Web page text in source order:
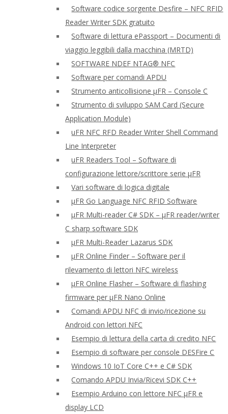
Software codice sorgente Desfire – NFC RFID
Reader Writer SDK gratuito
Software di lettura ePassport – Documenti di
viaggio leggibili dalla macchina (MRTD)
SOFTWARE NDEF NTAG® NFC
Software per comandi APDU
Strumento anticollisione μFR – Console C
Strumento di sviluppo SAM Card (Secure
Application Module)
uFR NFC RFD Reader Writer Shell Command
Line Interpreter
uFR Readers Tool – Software di
configurazione lettore/scrittore serie μFR
Vari software di logica digitale
μFR Go Language NFC RFID Software
μFR Multi-reader C# SDK – μFR reader/writer
C sharp software SDK
μFR Multi-Reader Lazarus SDK
μFR Online Finder – Software per il
rilevamento di lettori NFC wireless
μFR Online Flasher – Software di flashing
firmware per μFR Nano Online
Comandi APDU NFC di invio/ricezione su
Android con lettori NFC
Esempio di lettura della carta di credito NFC
Esempio di software per console DESFire C
Windows 10 IoT Core C++ e C# SDK
Comando APDU Invia/Ricevi SDK C++
Esempio Arduino con lettore NFC μFR e
display LCD